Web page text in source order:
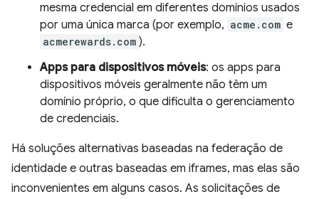
mesma credencial em diferentes domínios usados
por uma única marca (por exemplo, acme.com e
acmerewards.com ).
Apps para dispositivos móveis: os apps para
dispositivos móveis geralmente não têm um
domínio próprio, o que dificulta o gerenciamento
de credenciais.
Há soluções alternativas baseadas na federação de
identidade e outras baseadas em iframes, mas elas são
inconvenientes em alguns casos. As solicitações de